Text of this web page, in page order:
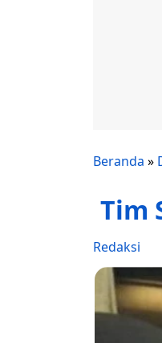
Beranda »
Tim
Redaksi